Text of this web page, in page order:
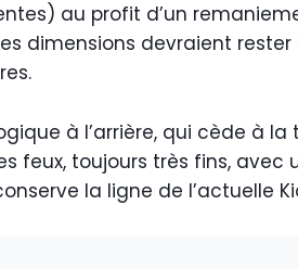
au profit d’un
dimensions devraient
à l’arrière, qui cède à
feux, toujours très fins, avec
la ligne de l’actuelle